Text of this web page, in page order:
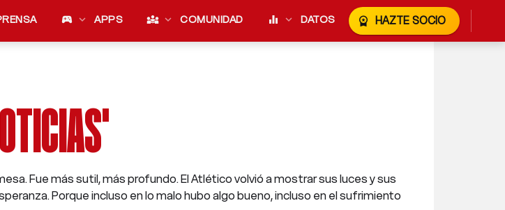
sports_esports expand_more APPS diversity_3 expand_more COMUNIDAD equalizer expand_more DATOS workspace_premium HAZTE SOCIO
Fue más sutil, más profundo. El Atlético volvió a mostrar sus luces y sus
Porque incluso en lo malo hubo algo bueno, incluso en el sufrimiento